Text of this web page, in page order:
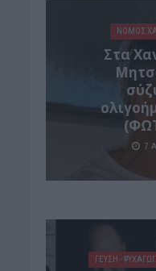
ΝΟΜΌΣ
Στα
7
ΓΕΎΣΗ -